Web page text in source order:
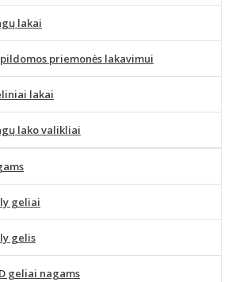
lakai
priemonės lakavimui
lakai
lako valikliai
geliai
gelis
geliai nagams